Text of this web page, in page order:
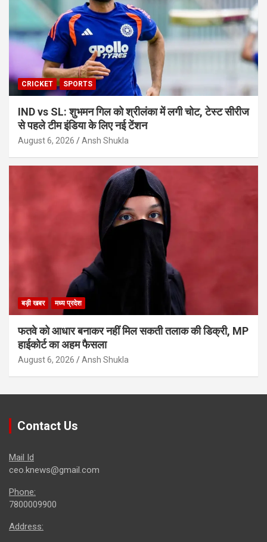
CRICKET SPORTS
IND vs SL: शुभमन गिल को श्रीलंका में लगी चोट, टेस्ट सीरीज
से पहले टीम इंडिया के लिए नई टेंशन
August 6, 2026 Ansh Shukla
बड़ी खबर मध्य प्रदेश
फतवे को आधार बनाकर नहीं मिल सकती तलाक की डिक्री, MP
हाईकोर्ट का अहम फैसला
August 6, 2026 Ansh Shukla
Contact Us
Mail Id
ceo.knews@gmail.com
Phone:
7800009900
Address: